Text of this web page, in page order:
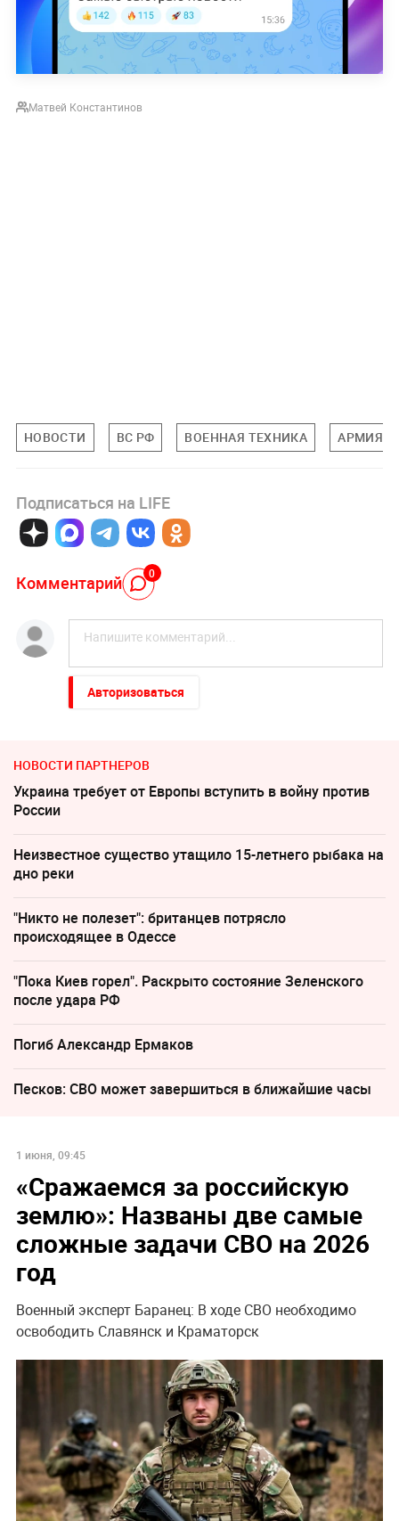
Матвей Константинов
НОВОСТИ ВС РФ ВОЕННАЯ ТЕХНИКА АРМИЯ
Подписаться на LIFE
Комментарий 0
Авторизоваться
НОВОСТИ ПАРТНЕРОВ
Украина требует от Европы вступить в войну против
России
Неизвестное существо утащило 15-летнего рыбака на
дно реки
"Никто не полезет": британцев потрясло
происходящее в Одессе
"Пока Киев горел". Раскрыто состояние Зеленского
после удара РФ
Погиб Александр Ермаков
Песков: СВО может завершиться в ближайшие часы
1 июня, 09:45
«Сражаемся за российскую
землю»: Названы две самые
сложные задачи СВО на 2026
год
Военный эксперт Баранец: В ходе СВО необходимо
освободить Славянск и Краматорск